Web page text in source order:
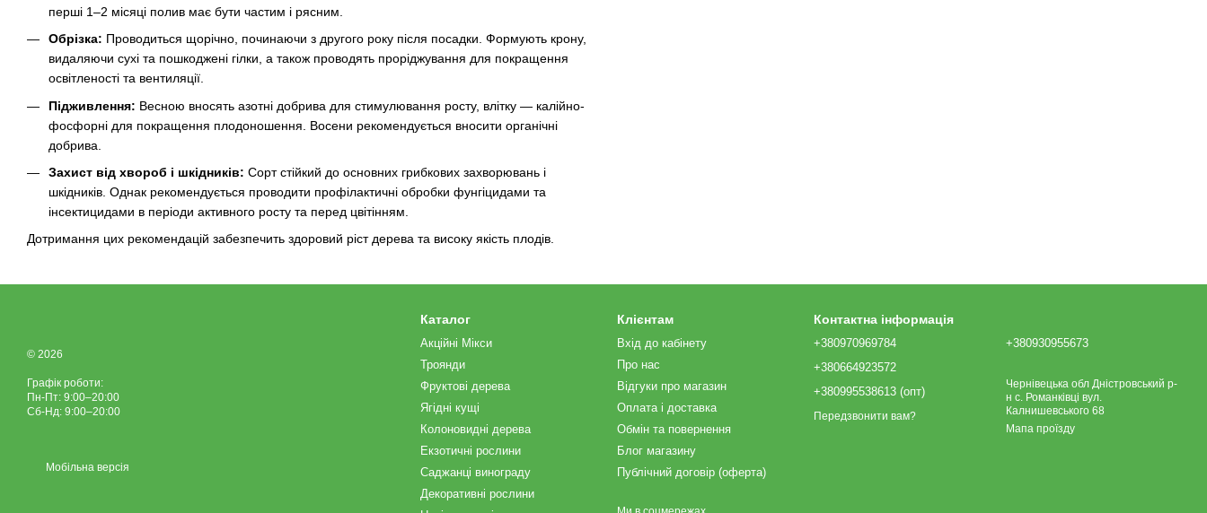
перші 1–2 місяці полив має бути частим і рясним.
Обрізка: Проводиться щорічно, починаючи з другого року після посадки. Формують крону,
видаляючи сухі та пошкоджені гілки, а також проводять проріджування для покращення
освітленості та вентиляції.
Підживлення: Весною вносять азотні добрива для стимулювання росту, влітку — калійно-
фосфорні для покращення плодоношення. Восени рекомендується вносити органічні
добрива.
Захист від хвороб і шкідників: Сорт стійкий до основних грибкових захворювань і
шкідників. Однак рекомендується проводити профілактичні обробки фунгіцидами та
інсектицидами в періоди активного росту та перед цвітінням.
Дотримання цих рекомендацій забезпечить здоровий ріст дерева та високу якість плодів.
© 2026
Графік роботи:
Пн-Пт: 9:00–20:00
Сб-Нд: 9:00–20:00
Мобільна версія
Каталог
Акційні Мікси
Троянди
Фруктові дерева
Ягідні кущі
Колоновидні дерева
Екзотичні рослини
Саджанці винограду
Декоративні рослини
Клієнтам
Вхід до кабінету
Про нас
Відгуки про магазин
Оплата і доставка
Обмін та повернення
Блог магазину
Публічний договір (оферта)
Контактна інформація
+380970969784
+380664923572
+380995538613 (опт)
Передзвонити вам?
+380930955673
Чернівецька обл Дністровський р-
н с. Романківці вул.
Калнишевського 68
Мапа проїзду